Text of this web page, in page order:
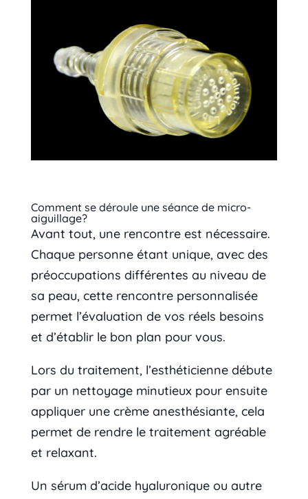
Comment se déroule une séance de micro-
aiguillage?
Avant tout, une rencontre est nécessaire.
Chaque personne étant unique, avec des
préoccupations différentes au niveau de
sa peau, cette rencontre personnalisée
permet l’évaluation de vos réels besoins
et d’établir le bon plan pour vous.
Lors du traitement, l’esthéticienne débute
par un nettoyage minutieux pour ensuite
appliquer une crème anesthésiante, cela
permet de rendre le traitement agréable
et relaxant.
Un sérum d’acide hyaluronique ou autre